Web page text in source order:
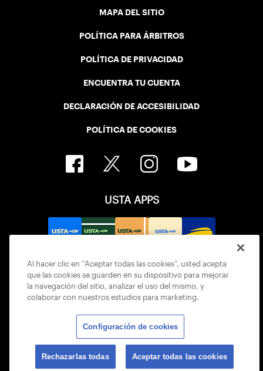
MAPA DEL SITIO
POLÍTICA PARA ÁRBITROS
POLÍTICA DE PRIVACIDAD
ENCUENTRA TU CUENTA
DECLARACIÓN DE ACCESIBILIDAD
POLÍTICA DE COOKIES
USTA APPS
© 2026 USTA ALL RIGHTS RESERVED
Al hacer clic en “Aceptar todas las cookies”, usted acepta
que las cookies se guarden en su dispositivo para mejorar
la navegación del sitio, analizar el uso del mismo, y
colaborar con nuestros estudios para marketing.
Configuración de cookies
Rechazarlas todas Aceptar todas las cookies